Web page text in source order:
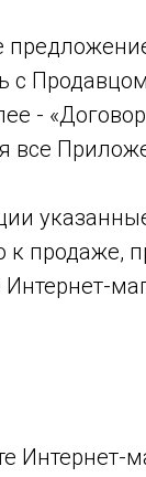
с
-
все
к продаже,
Интернет-